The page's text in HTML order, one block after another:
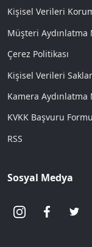
Kişisel Verileri
Müşteri Aydınlatma
Çerez Politikası
Kişisel Verileri
Kamera Aydınlatma
KVKK Başvuru Formu
RSS
Sosyal Medya